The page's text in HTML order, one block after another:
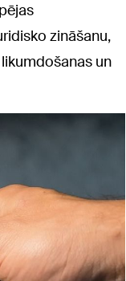
zināšanu,
un